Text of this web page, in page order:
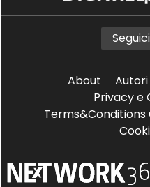
Seguici
About Autori
Privacy e